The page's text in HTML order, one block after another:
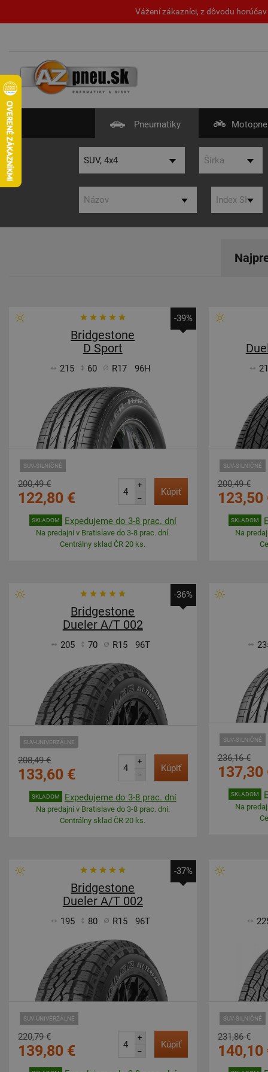
Vážení zákazníci, z dôvodu
Pneumatiky
-39%
Bridgestone
D Sport
215 60 R17 96H
SUV-SILNIČNÉ
200,49 €
122,80 €
+
–
Kúpiť
SKLADOM Expedujeme do 3-8 prac. dní
Na predajni v Bratislave do 3-8 prac. dní.
Centrálny sklad ČR 20 ks.
SUV-SILNIČNÉ
200,49 €
123,50
SKLADOM
Na
-36%
Bridgestone
Dueler A/T 002
205 70 R15 96T
SUV-UNIVERZÁLNE
208,49 €
133,60 €
+
–
Kúpiť
SKLADOM Expedujeme do 3-8 prac. dní
Na predajni v Bratislave do 3-8 prac. dní.
Centrálny sklad ČR 20 ks.
SUV-SILNIČNÉ
236,16 €
137,30
SKLADOM
Na
-37%
Bridgestone
Dueler A/T 002
195 80 R15 96T
SUV-UNIVERZÁLNE
220,79 €
139,80 €
+
–
Kúpiť
SUV-SILNIČNÉ
231,86 €
140,10